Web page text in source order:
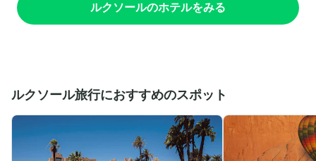
ルクソールのホテルをみる
ルクソール旅行におすすめのスポット